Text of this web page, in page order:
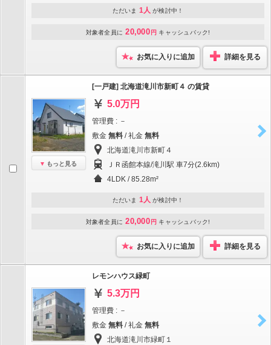
ただいま 1人 が検討中！
対象者全員に 20,000 円 キャッシュバック!
お気に入りに追加 詳細を見る
もっと見る
[一戸建] 北海道滝川市新町４ の賃貸
5.0万円
管理費 : －
敷金 無料 / 礼金 無料
北海道滝川市新町４
ＪＲ函館本線/滝川駅 車7分(2.6km)
4LDK / 85.28m²
ただいま 1人 が検討中！
対象者全員に 20,000 円 キャッシュバック!
お気に入りに追加 詳細を見る
レモンハウス緑町
5.3万円
管理費 : －
敷金 無料 / 礼金 無料
北海道滝川市緑町１